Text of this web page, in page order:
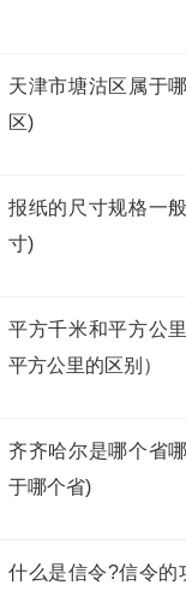
天津市塘沽区属于
区)
报纸的尺寸规格一
寸)
平方千米和平方公
平方公里的区别）
齐齐哈尔是哪个省
于哪个省)
什么是信令?信令的